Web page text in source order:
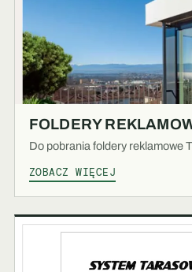
FOLDERY
Do pobrania foldery reklamowe
ZOBACZ WIĘCEJ